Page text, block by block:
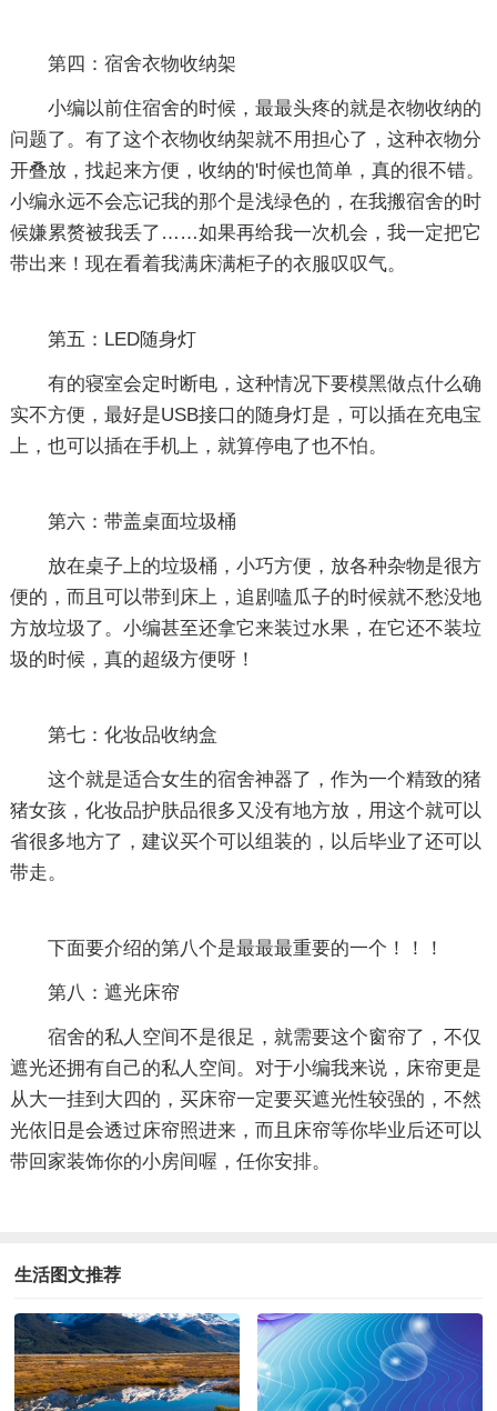
第四：宿舍衣物收纳架
小编以前住宿舍的时候，最最头疼的就是衣物收纳的
问题了。有了这个衣物收纳架就不用担心了，这种衣物分
开叠放，找起来方便，收纳的'时候也简单，真的很不错。
小编永远不会忘记我的那个是浅绿色的，在我搬宿舍的时
候嫌累赘被我丢了……如果再给我一次机会，我一定把它
带出来！现在看着我满床满柜子的衣服叹叹气。
第五：LED随身灯
有的寝室会定时断电，这种情况下要模黑做点什么确
实不方便，最好是USB接口的随身灯是，可以插在充电宝
上，也可以插在手机上，就算停电了也不怕。
第六：带盖桌面垃圾桶
放在桌子上的垃圾桶，小巧方便，放各种杂物是很方
便的，而且可以带到床上，追剧嗑瓜子的时候就不愁没地
方放垃圾了。小编甚至还拿它来装过水果，在它还不装垃
圾的时候，真的超级方便呀！
第七：化妆品收纳盒
这个就是适合女生的宿舍神器了，作为一个精致的猪
猪女孩，化妆品护肤品很多又没有地方放，用这个就可以
省很多地方了，建议买个可以组装的，以后毕业了还可以
带走。
下面要介绍的第八个是最最最重要的一个！！！
第八：遮光床帘
宿舍的私人空间不是很足，就需要这个窗帘了，不仅
遮光还拥有自己的私人空间。对于小编我来说，床帘更是
从大一挂到大四的，买床帘一定要买遮光性较强的，不然
光依旧是会透过床帘照进来，而且床帘等你毕业后还可以
带回家装饰你的小房间喔，任你安排。
生活图文推荐